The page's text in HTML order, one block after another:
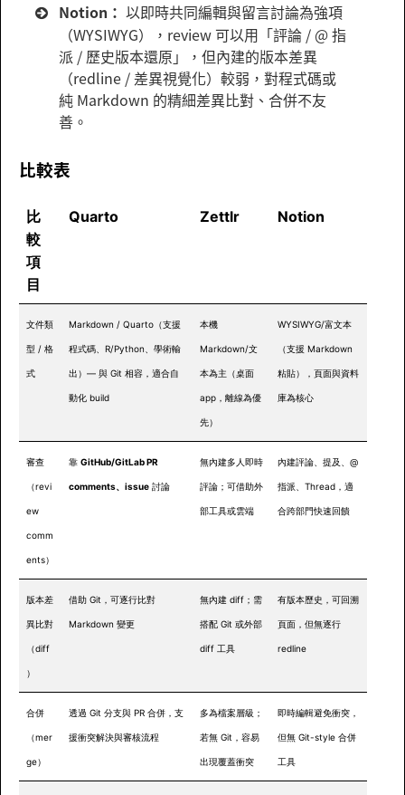
Notion： 以即時共同編輯與留言討論為強項
（WYSIWYG），review 可以用「評論 / @ 指
派 / 歷史版本還原」，但內建的版本差異
（redline / 差異視覺化）較弱，對程式碼或
純 Markdown 的精細差異比對、合併不友
善。
比較表
比
較
項
目
Quarto Zettlr Notion
文件類
型 / 格
式
Markdown / Quarto（支援
程式碼、R/Python、學術輸
出）— 與 Git 相容，適合自
動化 build
本機
Markdown/文
本為主（桌面
app，離線為優
先）
WYSIWYG/富文本
（支援 Markdown
粘貼），頁面與資料
庫為核心
審查
（revi
ew
comm
ents）
靠 GitHub/GitLab PR
comments、issue 討論
無內建多人即時
評論；可借助外
部工具或雲端
內建評論、提及、@
指派、Thread，適
合跨部門快速回饋
版本差
異比對
（diff
）
借助 Git，可逐行比對
Markdown 變更
無內建 diff；需
搭配 Git 或外部
diff 工具
有版本歷史，可回溯
頁面，但無逐行
redline
合併
（mer
ge）
透過 Git 分支與 PR 合併，支
援衝突解決與審核流程
多為檔案層級；
若無 Git，容易
出現覆蓋衝突
即時編輯避免衝突，
但無 Git-style 合併
工具